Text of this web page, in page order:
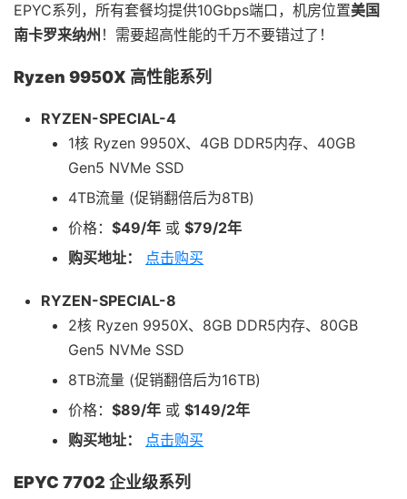
EPYC系列，所有套餐均提供10Gbps端口，机房位置美国
南卡罗来纳州 ！需要超高性能的千万不要错过了！
Ryzen 9950X 高性能系列
RYZEN-SPECIAL-4
1核 Ryzen 9950X、4GB DDR5内存、40GB
Gen5 NVMe SSD
4TB流量 (促销翻倍后为8TB)
价格： $49/年 或 $79/2年
购买地址：
点击购买
RYZEN-SPECIAL-8
2核 Ryzen 9950X、8GB DDR5内存、80GB
Gen5 NVMe SSD
8TB流量 (促销翻倍后为16TB)
价格： $89/年 或 $149/2年
购买地址：
点击购买
EPYC 7702 企业级系列